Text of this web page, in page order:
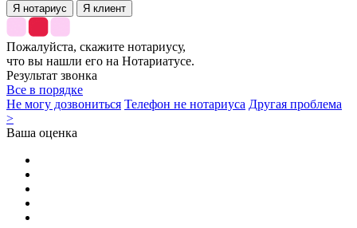
Я нотариус Я клиент
Пожалуйста, скажите нотариусу,
что вы нашли его на Нотариатусе.
Результат звонка
Все в порядке
Не могу дозвониться Телефон не нотариуса Другая проблема
>
Ваша оценка